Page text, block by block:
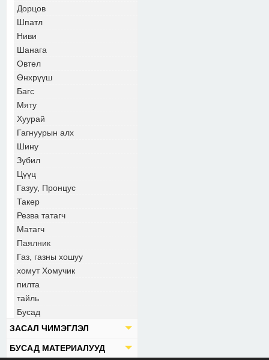
Дорцов
Шпатл
Ниви
Шанага
Овтел
Өнхрүүш
Багс
Мяту
Хуурай
Гагнуурын алх
Шину
Зүбил
Цүүц
Газуу, Пронцус
Такер
Резва татагч
Матагч
Паялник
Газ, газны хошуу
хомут Хомучик
пилта
тайль
Бусад
ЗАСАЛ ЧИМЭГЛЭЛ
БУСАД МАТЕРИАЛУУД